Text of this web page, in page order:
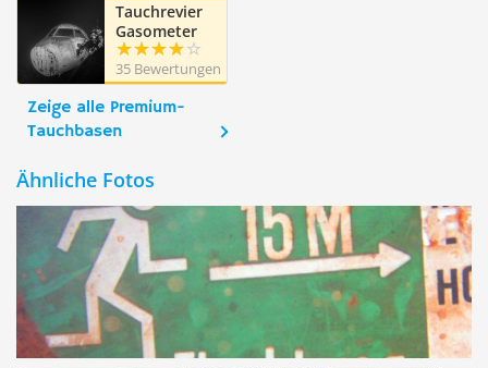
Tauchrevier
Gasometer
Duisburg
35 Bewertungen
Zeige alle Premium-
Tauchbasen
Ähnliche Fotos